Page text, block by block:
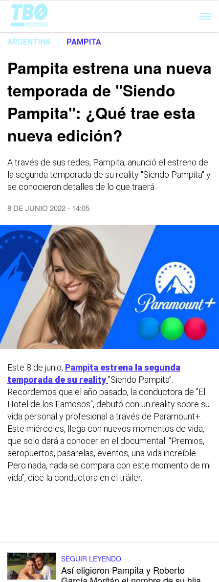
Cargando...
ARGENTINA | PAMPITA
Pampita estrena una nueva
temporada de "Siendo
Pampita": ¿Qué trae esta
nueva edición?
A través de sus redes, Pampita, anunció el estreno de
la segunda temporada de su reality "Siendo Pampita" y
se conocieron detalles de lo que traerá.
8 DE JUNIO 2022 - 14:05
Este 8 de junio, Pampita estrena la segunda
temporada de su reality"Siendo Pampita".
Recordemos que el año pasado, la conductora de "El
Hotel de los Famosos", debutó con un reality sobre su
vida personal y profesional a través de Paramount+.
Este miércoles, llega con nuevos momentos de vida,
que solo dará a conocer en el documental. “Premios,
aeropuertos, pasarelas, eventos, una vida increíble.
Pero nada, nada se compara con este momento de mi
vida”, dice la conductora en el tráiler.
SEGUIR LEYENDO
Así eligieron Pampita y Roberto